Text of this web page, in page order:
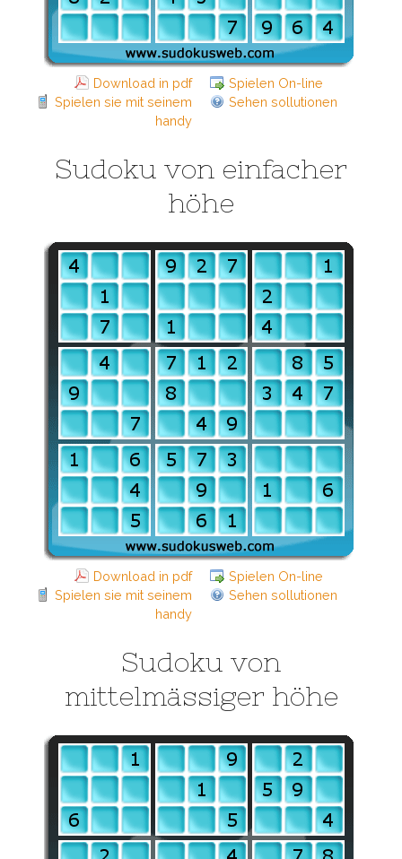
Download in pdf
Spielen On-line
Spielen sie mit seinem
handy
Sehen sollutionen
Sudoku von einfacher
höhe
Download in pdf
Spielen On-line
Spielen sie mit seinem
handy
Sehen sollutionen
Sudoku von
mittelmässiger höhe